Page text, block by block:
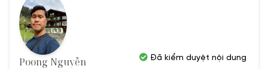
Poong Nguyễn Đã kiểm duyệt nội dung